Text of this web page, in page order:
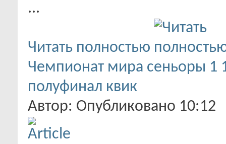
...
Читать полностью
Чемпионат мира сеньоры 1
полуфинал квик
Автор: Опубликовано